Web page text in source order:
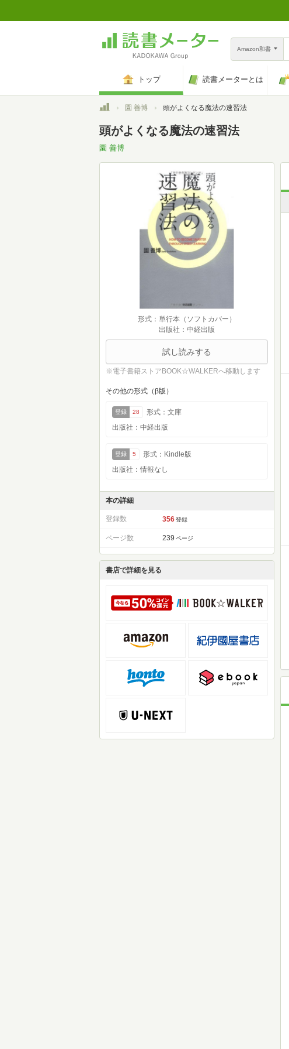
Amazon和書
トップ 読書メーターとは
トップ園 善博 頭がよくなる魔法の速習法
頭がよくなる魔法の速習法
園 善博
形式：単行本（ソフトカバー）
出版社：中経出版
試し読みする
※電子書籍ストアBOOK☆WALKERへ移動します
その他の形式（β版）
登録 28
形式：文庫
出版社：中経出版
登録 5
形式：Kindle版
出版社：情報なし
本の詳細
登録数 356 登録
ページ数 239 ページ
書店で詳細を見る